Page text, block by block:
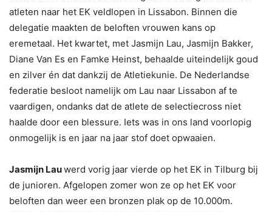
atleten naar het EK veldlopen in Lissabon. Binnen die
delegatie maakten de beloften vrouwen kans op
eremetaal. Het kwartet, met Jasmijn Lau, Jasmijn Bakker,
Diane Van Es en Famke Heinst, behaalde uiteindelijk goud
en zilver én dat dankzij de Atletiekunie. De Nederlandse
federatie besloot namelijk om Lau naar Lissabon af te
vaardigen, ondanks dat de atlete de selectiecross niet
haalde door een blessure. Iets was in ons land voorlopig
onmogelijk is en jaar na jaar stof doet opwaaien.
Jasmijn Lauwerd vorig jaar vierde op het EK in Tilburg bij
de junioren. Afgelopen zomer won ze op het EK voor
beloften dan weer een bronzen plak op de 10.000m.